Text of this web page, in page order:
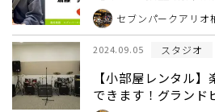
セブンパークアリオ
2024.09.05 スタジオ
【小部屋レンタル
できます！グランド